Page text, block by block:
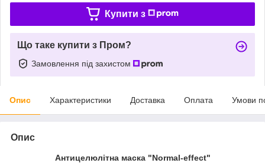
Купити з
Що таке купити з Пром?
Замовлення під захистом
Опис Характеристики Доставка Оплата Умови
Опис
Антицелюлітна маска "Normal-effect"